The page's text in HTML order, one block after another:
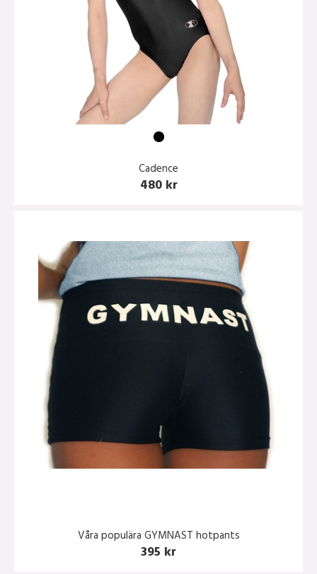
Cadence
480 kr
Våra populära GYMNAST hotpants
395 kr